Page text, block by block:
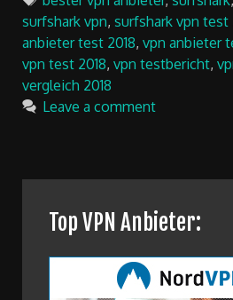
surfshark vpn, surfshark vpn test
anbieter test 2018, vpn anbieter
vpn test 2018, vpn testbericht,
vergleich 2018
Leave a comment
Top VPN Anbieter: